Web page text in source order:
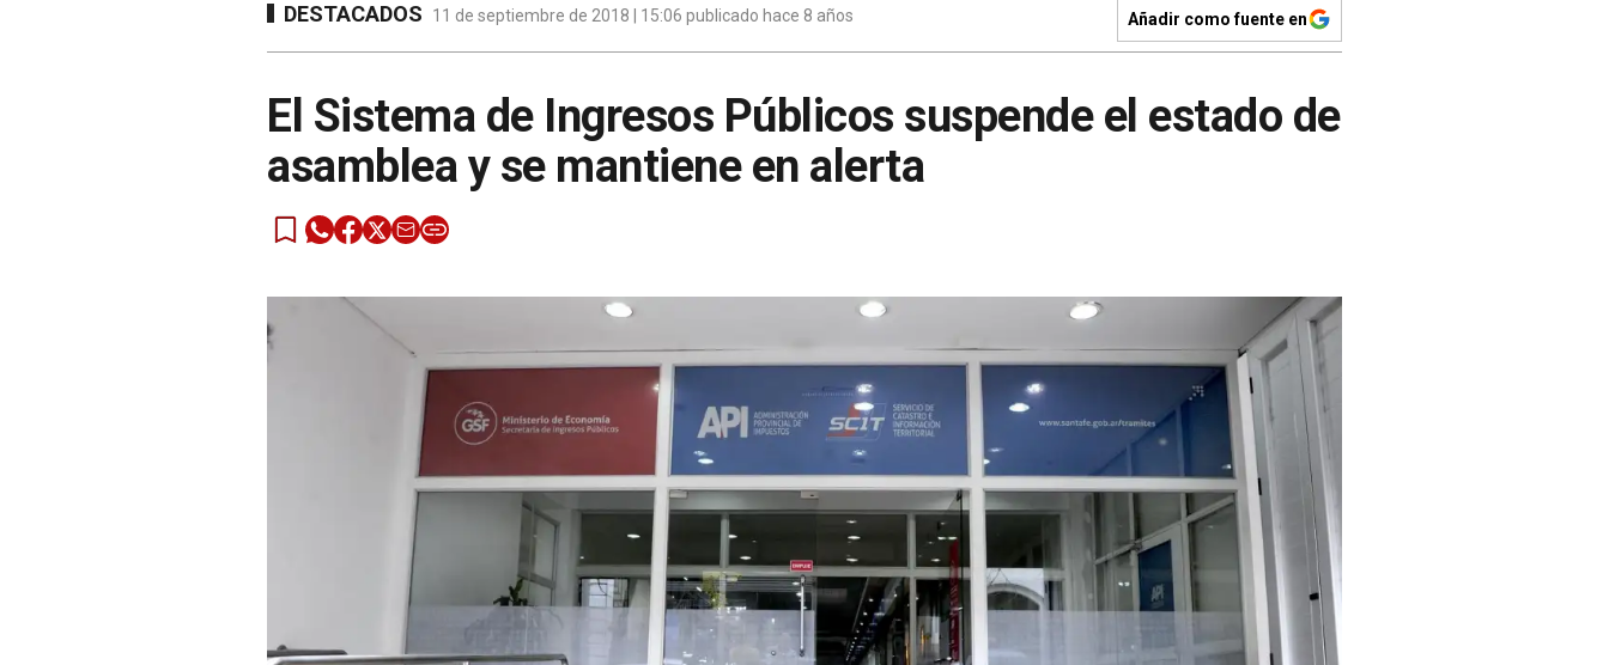
DESTACADOS 11 de septiembre de 2018 | 15:06 publicado hace 8 años Añadir como fuente en
El Sistema de Ingresos Públicos suspende el estado de
asamblea y se mantiene en alerta